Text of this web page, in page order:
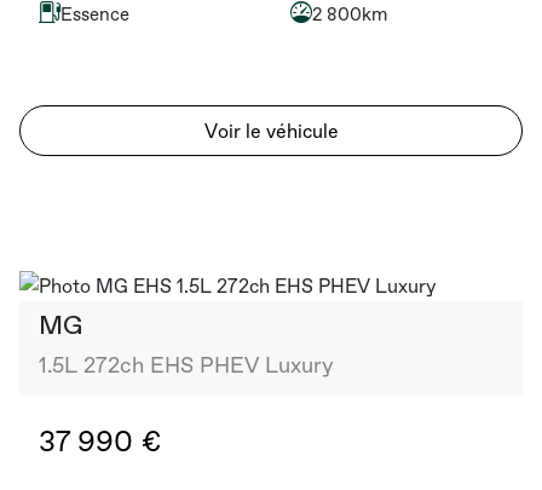
Essence 2 800km
Voir le véhicule
MG
1.5L 272ch EHS PHEV Luxury
37 990 €